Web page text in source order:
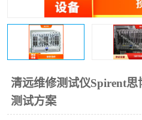
清远维修测试仪Spirent思
测试方案